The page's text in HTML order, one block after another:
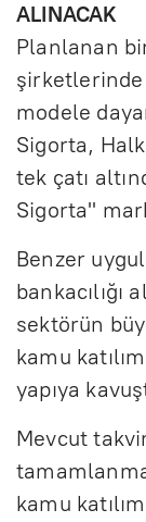
ALINACAK
Planlanan
modele
Sigorta,
tek çatı
Sigorta"
Benzer
bankacılığı
sektörün
kamu
yapıya
Mevcut
kamu